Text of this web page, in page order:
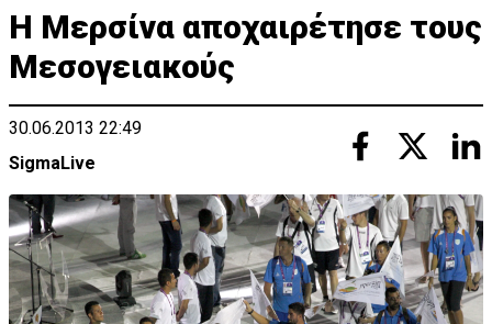
Η Μερσίνα αποχαιρέτησε τους
Μεσογειακούς
30.06.2013 22:49
SigmaLive